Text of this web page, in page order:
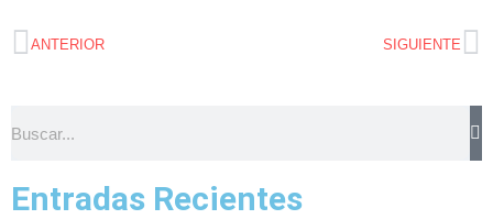
ANTERIOR SIGUIENTE
Entradas Recientes